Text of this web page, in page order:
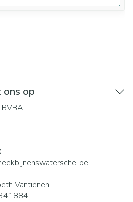
ons op
BVBA
Vantienen